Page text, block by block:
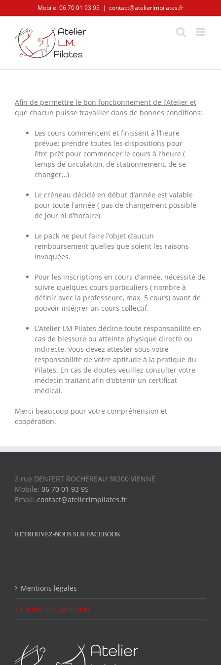
to
content
Mobile: 06 70 01 93 95 | contact@atelierlmpilates.fr
Afin de permettre le bon fonctionnement de l’Atelier et
que chacun puisse travailler dans de bonnes conditions:
Les cours commencent et finissent à l’heure
prévue: prendre toutes les dispositions pour
être prêt pour commencer le cours à l’heure (
temps de circulation, de stationnement, de se
changer…)
Le créneau décidé en début d’année est valable
pour toute l’année ( pas de changement possible
de jour ni d’horaire)
Le pack ne peut faire l’objet d’aucun
remboursement quelles que soient les raisons
invoquées.
Pour les inscriptions en cours d’année, nécessité de
suivre quelques cours particuliers ( nombre à
définir avec la professeure, max. 5 cours) avant de
pouvoir intégrer un cours collectif.
L’Atelier LM Pilates décline toute responsabilité en
cas de blessure ou atteinte physique directe ou
indirecte. Vous devez attester sous votre
responsabilité de votre aptitude à la pratique du
Pilates. En cas de doutes veuillez consulter votre
médecin traitant afin d’obtenir un certificat
médical.
Merci beaucoup pour votre compréhension et
coopération.
2 rue DENFERT ROCHEREAU 38200 VIENNE
Mobile: 06 70 01 93 95
Email: contact@atelierlmpilates.fr
RETROUVEZ-NOUS SUR FACEBOOK
Mentions légales
Conditions generales